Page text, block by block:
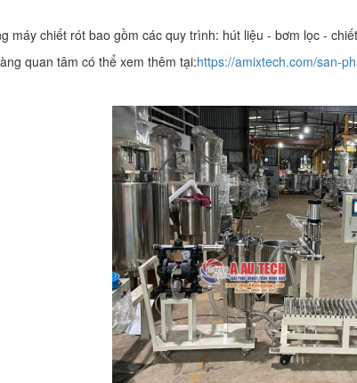
máy chiết rót bao gồm các quy trình: hút liệu - bơm lọc -
quan tâm có thể xem thêm tại:https://amixtech.com/san-